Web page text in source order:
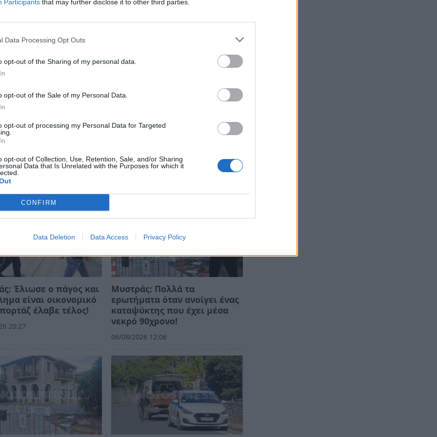
Participants that may further disclose it to other third parties.
Data Processing Opt Outs
opt-out of the Sharing of my personal data.
opt-out of the Sale of my Personal Data.
opt-out of processing my Personal Data for Targeted
opt-out of Collection, Use, Retention, Sale, and/or Sharing
Data that Is Unrelated with the Purposes for which it
CONFIRM
Data Deletion Data Access Privacy Policy
της απαιτούμενης προστασίας
Μυστρά σε περίπτωση πυρκαγιάς.
για τους επισκέπτες από την Τρίτη, 14
του θα υπάρξει έγκαιρη ενημέρωση.
και μάθετε πρώτοιόλες τις ειδήσεις
Έλιωσε ο πάγος και
είναι οικονομικό
έλαβε τέλος!
20:27
Μυστράς: Πολλά τα
ερωτήματα όταν ανοίγει ένας
καταψύκτης που έχει μέσα
νεκρό 90χρονο!
06/08/2026 12:06